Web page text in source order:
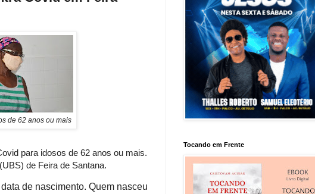
de 62 anos ou mais
para idosos de 62 anos ou mais.
de Feira de Santana.
de nascimento. Quem nasceu
Tocando em Frente